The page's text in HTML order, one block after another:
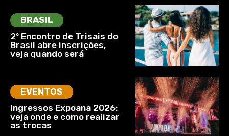
BRASIL
2º Encontro de Trisais do
Brasil abre inscrições,
veja quando será
EVENTOS
Ingressos Expoana 2026:
veja onde e como realizar
as trocas